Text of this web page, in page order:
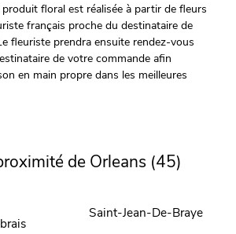
floral est réalisée à partir de fleurs
français proche du destinataire de
fleuriste prendra ensuite rendez-vous
de votre commande afin
en main propre dans les meilleures
de Orleans (45)
Saint-Jean-De-Braye